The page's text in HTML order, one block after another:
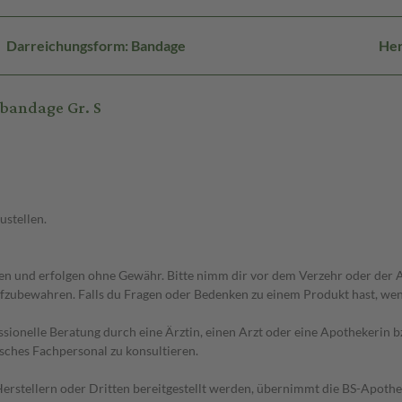
Darreichungsform: Bandage
Gr. S
und erfolgen ohne Gewähr. Bitte nimm dir vor dem Verzehr oder
Falls du Fragen oder Bedenken zu einem Produkt hast,
Beratung durch eine Ärztin, einen Arzt oder eine Apothekerin
Fachpersonal zu konsultieren.
oder Dritten bereitgestellt werden, übernimmt die BS-